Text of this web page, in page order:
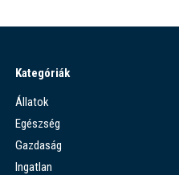
Kategóriák
Állatok
Egészség
Gazdaság
Ingatlan